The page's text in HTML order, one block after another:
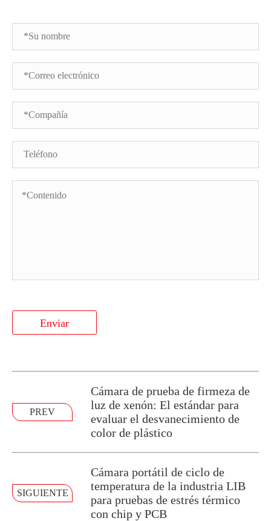
Enviar
PREV
Cámara de prueba de firmeza de
luz de xenón: El estándar para
evaluar el desvanecimiento de
color de plástico
SIGUIENTE
Cámara portátil de ciclo de
temperatura de la industria LIB
para pruebas de estrés térmico
con chip y PCB